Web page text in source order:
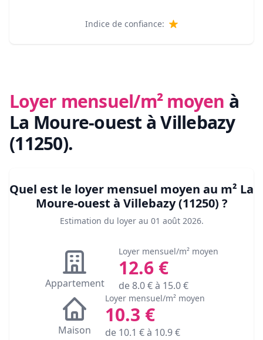
Indice de confiance:
Loyer mensuel/m² moyen à
La Moure-ouest à Villebazy
(11250).
Quel est le loyer mensuel moyen au m² La
Moure-ouest à Villebazy (11250) ?
Estimation du loyer au 01 août 2026.
Appartement
Loyer mensuel/m² moyen
12.6€
de8.0€ à 15.0€
Maison
Loyer mensuel/m² moyen
10.3 €
de 10.1 € à 10.9€